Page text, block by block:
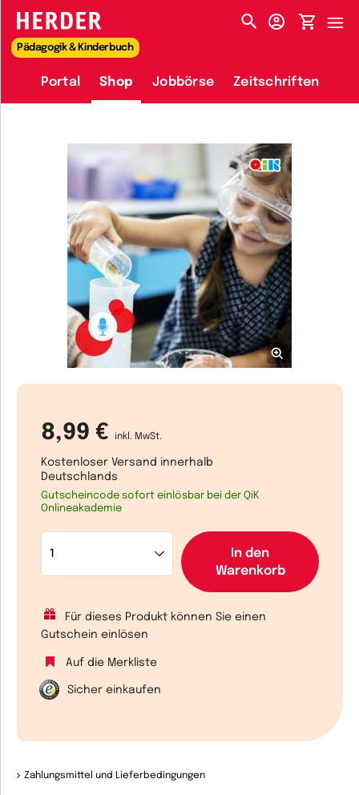
HERDER-MENÜ
Pädagogik & Kinderbuch
Portal Shop Jobbörse Zeitschriften
8,99 € inkl. MwSt.
Kostenloser Versand innerhalb
Deutschlands
Gutscheincode sofort einlösbar bei der QiK
Onlineakademie
In den
Warenkorb
Für dieses Produkt können Sie einen
Gutschein einlösen
Auf die Merkliste
Sicher einkaufen
Zahlungsmittel und Lieferbedingungen